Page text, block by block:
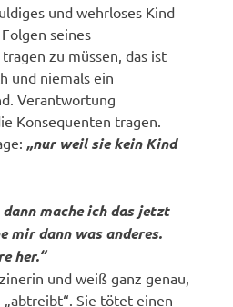
und wehrloses Kind
seines
zu müssen, das ist
und niemals ein
Verantwortung
Konsequenten tragen.
„nur weil sie kein Kind
mache ich das jetzt
mir dann was anderes.
her.“
und weiß ganz genau,
Sie tötet einen